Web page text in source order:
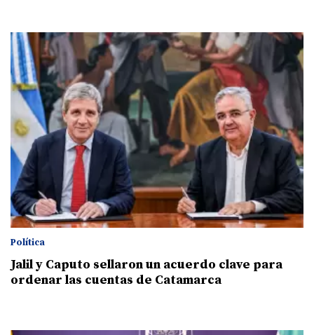
Política
Jalil y Caputo sellaron un acuerdo clave para
ordenar las cuentas de Catamarca